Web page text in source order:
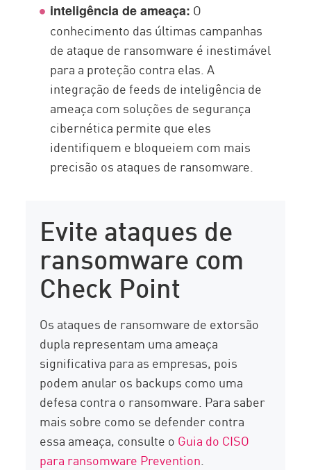
inteligência de ameaça: O
conhecimento das últimas campanhas
de ataque de ransomware é inestimável
para a proteção contra elas. A
integração de feeds de inteligência de
ameaça com soluções de segurança
cibernética permite que eles
identifiquem e bloqueiem com mais
precisão os ataques de ransomware.
Evite ataques de
ransomware com
Check Point
Os ataques de ransomware de extorsão
dupla representam uma ameaça
significativa para as empresas, pois
podem anular os backups como uma
defesa contra o ransomware. Para saber
mais sobre como se defender contra
essa ameaça, consulte o Guia do CISO
para ransomware Prevention.